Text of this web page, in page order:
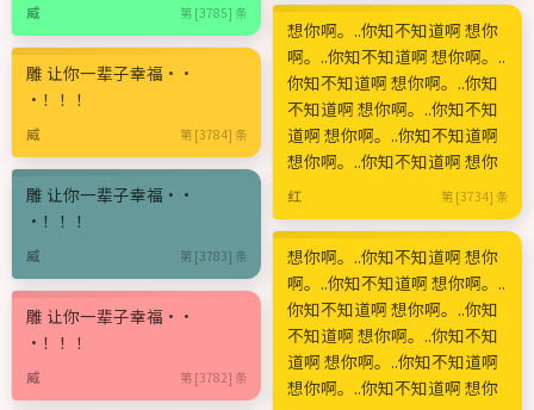
威 第 [3785] 条
雕 让你一辈子幸福··
·！！！
威 第 [3784] 条
雕 让你一辈子幸福··
·！！！
威 第 [3783] 条
雕 让你一辈子幸福··
·！！！
威 第 [3782] 条
想你啊。..你知不知道啊 想你
啊。..你知不知道啊 想你啊。..
你知不知道啊 想你啊。..你知
不知道啊 想你啊。..你知不知
道啊 想你啊。..你知不知道啊
想你啊。..你知不知道啊 想你
红 第 [3734] 条
想你啊。..你知不知道啊 想你
啊。..你知不知道啊 想你啊。..
你知不知道啊 想你啊。..你知
不知道啊 想你啊。..你知不知
道啊 想你啊。..你知不知道啊
想你啊。..你知不知道啊 想你